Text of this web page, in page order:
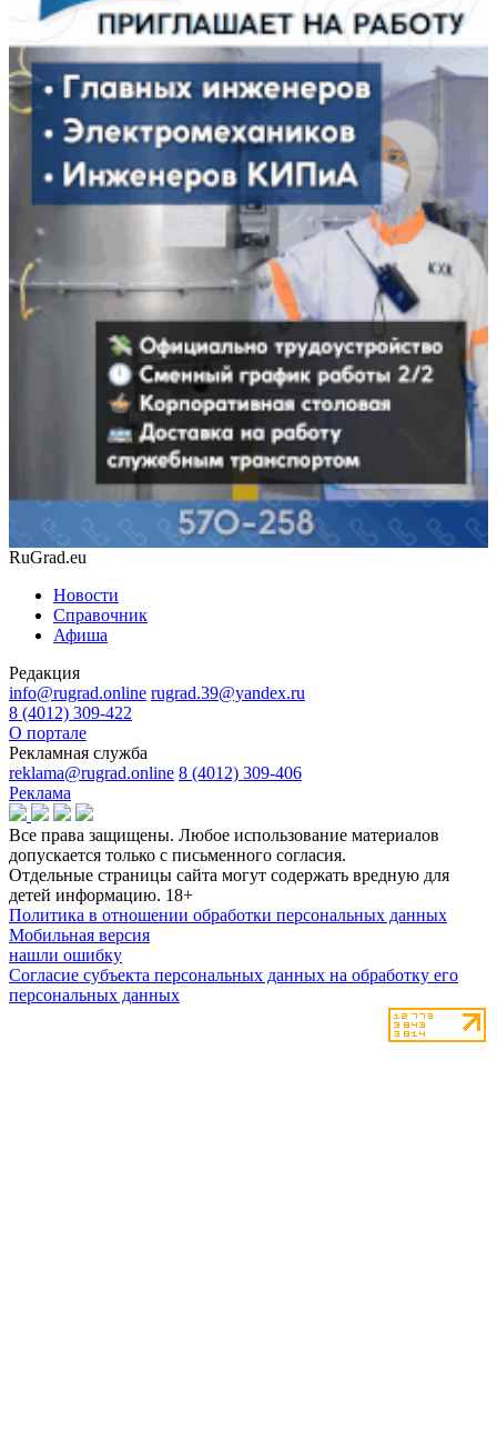
RuGrad.eu
Новости
Справочник
Афиша
Редакция
info@rugrad.online rugrad.39@yandex.ru
8 (4012) 309-422
О портале
Рекламная служба
reklama@rugrad.online 8 (4012) 309-406
Реклама
Все права защищены. Любое использование материалов
допускается только с письменного согласия.
Отдельные страницы сайта могут содержать вредную для
детей информацию. 18+
Политика в отношении обработки персональных данных
Мобильная версия
нашли ошибку
Согласие субъекта персональных данных на обработку его
персональных данных